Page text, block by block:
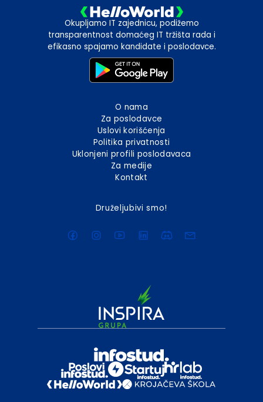
Okupljamo IT zajednicu, podižemo
transparentnost domaćeg IT tržišta rada i
efikasno spajamo kandidate i poslodavce.
O nama
Za poslodavce
Uslovi korišćenja
Politika privatnosti
Uklonjeni profili poslodavaca
Za medije
Kontakt
Druželjubivi smo!